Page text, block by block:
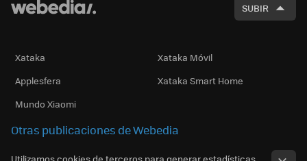
SUBIR
Xataka
Xataka Móvil
Applesfera
Xataka Smart Home
Mundo Xiaomi
Otras publicaciones de Webedia